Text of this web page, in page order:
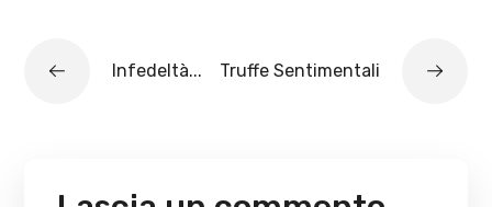
Infedeltà... Truffe Sentimentali